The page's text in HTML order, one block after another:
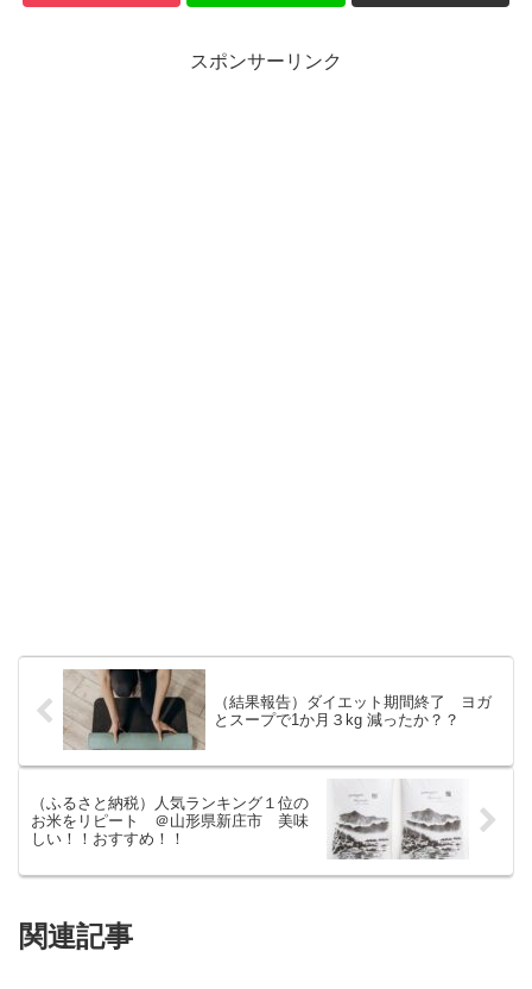
スポンサーリンク
（結果報告）ダイエット期間終了 ヨガ
とスープで1か月３kg 減ったか？？
（ふるさと納税）人気ランキング１位の
お米をリピート ＠山形県新庄市 美味
しい！！おすすめ！！
関連記事